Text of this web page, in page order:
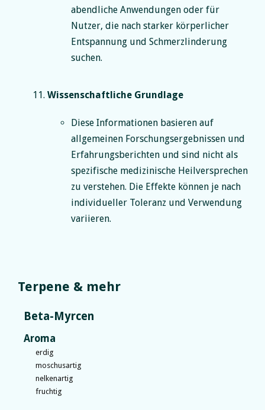
abendliche Anwendungen oder für
Nutzer, die nach starker körperlicher
Entspannung und Schmerzlinderung
suchen.
Wissenschaftliche Grundlage
Diese Informationen basieren auf
allgemeinen Forschungsergebnissen und
Erfahrungsberichten und sind nicht als
spezifische medizinische Heilversprechen
zu verstehen. Die Effekte können je nach
individueller Toleranz und Verwendung
variieren.
Terpene & mehr
Beta-Myrcen
Aroma
erdig
moschusartig
nelkenartig
fruchtig